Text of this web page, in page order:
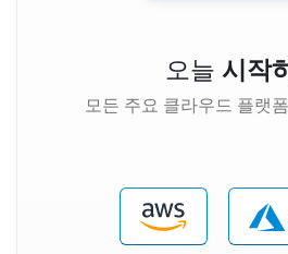
오늘 시작
모든 주요 클라우드 플랫